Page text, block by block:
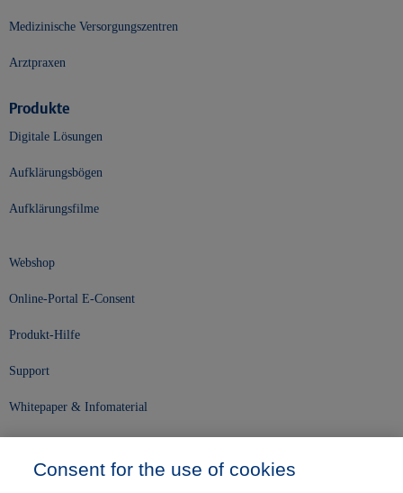
Medizinische Versorgungszentren
Arztpraxen
Produkte
Digitale Lösungen
Aufklärungsbögen
Aufklärungsfilme
Webshop
Online-Portal E-Consent
Produkt-Hilfe
Support
Whitepaper & Infomaterial
Consent for the use of cookies